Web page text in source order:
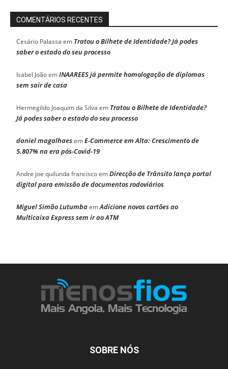
COMENTÁRIOS RECENTES
Cesário Palassa em Tratou o Bilhete de Identidade? Já podes
saber o estado do seu processo
Isabel JoãoemINAAREES já permite homologação de diplomas
sem sair de casa
Hermegildo Joaquim da Silva em Tratou o Bilhete de Identidade?
Já podes saber o estado do seu processo
daniel magalhaesemE-Commerce em Alta: Crescimento de
5.807% na era pós-Covid-19
Andre joe quilunda franciscoemDirecção de Trânsito lança portal
digital para emissão de documentos rodoviários
Miguel Simão LutumbaemAdicione novos cartões ao
Multicaixa Express sem ir ao ATM
SOBRE NÓS